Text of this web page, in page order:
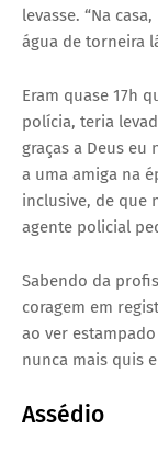
levasse. “Na
água de torneira
Eram quase 17h
polícia, teria
graças a Deus eu
a uma amiga na
inclusive, de que
agente policial
Sabendo da
coragem em
ao ver
nunca mais quis
Assédio